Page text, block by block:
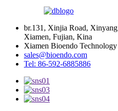
br.131, Xinjia Road,
Xiamen, Fujian, Kina
Xiamen Bioendo
sales@bioendo.com
Tel: 86-592-6885886